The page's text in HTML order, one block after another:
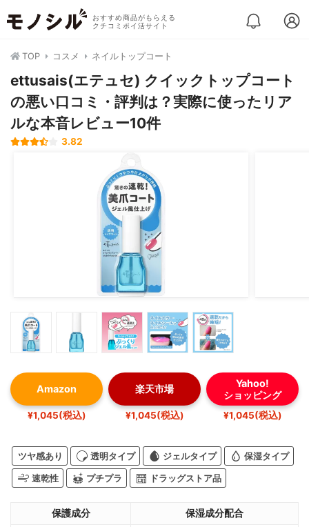
おすすめ商品がもらえる
クチコミポイ活サイト
TOP コスメ ネイルトップコート
ettusais(エテュセ) クイックトップコート
の悪い口コミ・評判は？実際に使ったリア
ルな本音レビュー10件
3.82
Amazon
¥1,045(税込)
楽天市場
¥1,045(税込)
Yahoo!
ショッピング
¥1,045(税込)
ツヤ感あり 透明タイプ ジェルタイプ 保湿タイプ
速乾性 プチプラ ドラッグストア品
保護成分 保湿成分配合